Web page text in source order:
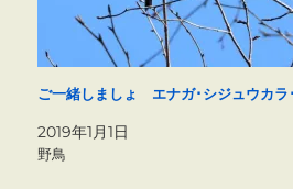
ご一緒しましょ エナガ･シジュウカラ
2019年1月1日
野鳥